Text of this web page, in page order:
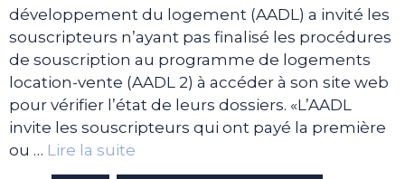
développement du logement (AADL) a invité les
souscripteurs n’ayant pas finalisé les procédures
de souscription au programme de logements
location-vente (AADL 2) à accéder à son site web
pour vérifier l’état de leurs dossiers. «L’AADL
invite les souscripteurs qui ont payé la première
ou … Lire la suite